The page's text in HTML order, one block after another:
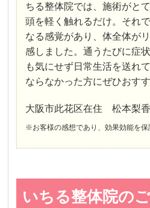
ちる整体院では、施術がと
頭を軽く触れるだけ。それ
なる感覚があり、体全体が
感しました。通うたびに症
も気にせず日常生活を送れ
ならなかった方にぜひおす
大阪市此花区在住 松本梨香
※お客様の感想であり、効果効能を保
いちる整体院の